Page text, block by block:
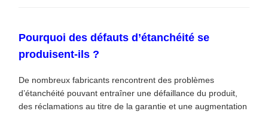
Pourquoi des défauts d’étanchéité se
produisent-ils ?
De nombreux fabricants rencontrent des problèmes
d’étanchéité pouvant entraîner une défaillance du produit,
des réclamations au titre de la garantie et une augmentation